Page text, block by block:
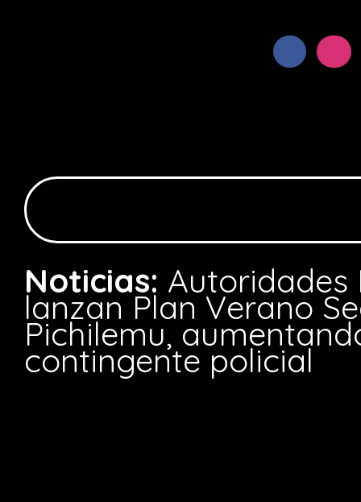
Noticias: Autoridades
lanzan Plan Verano
Pichilemu,
contingente policial